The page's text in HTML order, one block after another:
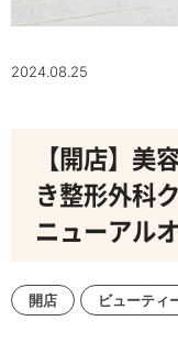
2024.08.25
【開店】美
き整形外科
ニューアル
開店 ビューティ